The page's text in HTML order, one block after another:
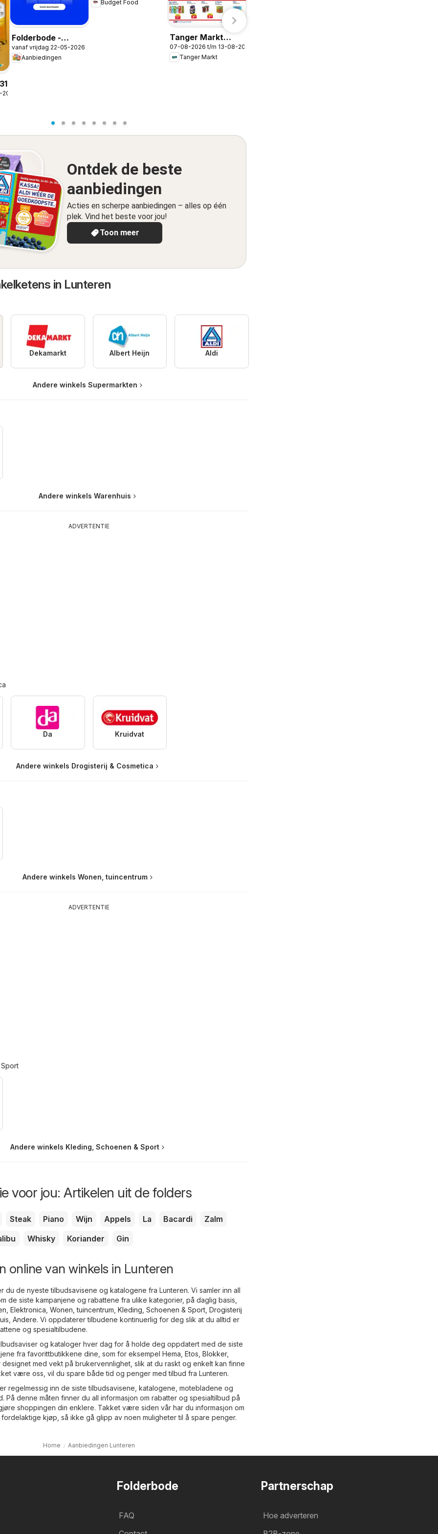
Folderbode -
Aanbiedingen in de
app
vanaf vrijdag 22-05-2026
Aanbiedingen
Budget Food
Tanger Markt
folder
07-08-2026 t/m 13-08-2026
Tanger Markt
Ontdek de beste
aanbiedingen
Acties en scherpe aanbiedingen – alles op één
plek. Vind het beste voor jou!
Toon meer
in Lunteren
Dekamarkt Albert Heijn Aldi
Andere winkels Supermarkten
Andere winkels Warenhuis
ADVERTENTIE
Da Kruidvat
Andere winkels Drogisterij & Cosmetica
Andere winkels Wonen, tuincentrum
ADVERTENTIE
Andere winkels Kleding, Schoenen & Sport
voor jou: Artikelen uit de folders
Steak Piano Wijn Appels La Bacardi
Zalm
Whisky Koriander Gin
online van winkels in Lunteren
du de nyeste tilbudsavisene og katalogene fra Lunteren. Vi samler inn all
de siste kampanjene og rabattene fra ulike kategorier, på daglig basis,
Elektronica Wonen, tuincentrum Kleding, Schoenen & Sport Drogisterij
Andere. Vi oppdaterer tilbudene kontinuerlig for deg slik at du alltid er
og spesialtilbudene.
og kataloger hver dag for å holde deg oppdatert med de siste
fra favorittbutikkene dine, som for eksempel Hema Etos Blokker,
designet med vekt på brukervennlighet, slik at du raskt og enkelt kan finne
være oss, vil du spare både tid og penger med tilbud fra Lunteren.
regelmessig inn de siste tilbudsavisene, katalogene, motebladene og
På denne måten finner du all informasjon om rabatter og spesialtilbud på
shoppingen din enklere. Takket være siden vår har du informasjon om
kjøp, så ikke gå glipp av noen muligheter til å spare penger.
Home Aanbiedingen Lunteren
Folderbode
FAQ
Partnerschap
Hoe adverteren